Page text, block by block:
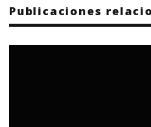
Publicaciones